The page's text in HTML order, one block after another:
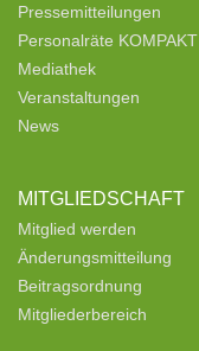
Pressemitteilungen
Personalräte KOMPAKT
Mediathek
Veranstaltungen
News
MITGLIEDSCHAFT
Mitglied werden
Änderungsmitteilung
Beitragsordnung
Mitgliederbereich